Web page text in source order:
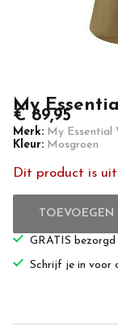
My
€ 89,95
Merk: My Essential
Kleur: Mosgroen
Dit product is
TOEVOEGEN
GRATIS
Schrijf je in voor